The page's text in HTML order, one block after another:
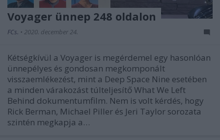
Voyager ünnep 248 oldalon
FCs. • 2020. december 24.
Kétségkívül a Voyager is megérdemel egy hasonlóan
ünnepélyes és gondosan megkomponált
visszaemlékezést, mint a Deep Space Nine esetében
a minden várakozást túlteljesítő What We Left
Behind dokumentumfilm. Nem is volt kérdés, hogy
Rick Berman, Michael Piller és Jeri Taylor sorozata
szintén megkapja a…